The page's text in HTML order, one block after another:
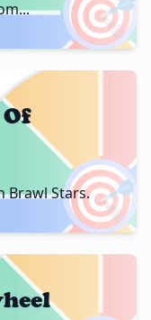
🎯
Brawl Stars.